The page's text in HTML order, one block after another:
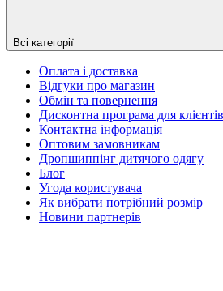
Всі категорії
Оплата і доставка
Відгуки про магазин
Обмін та повернення
Дисконтна програма для
Контактна інформація
Оптовим замовникам
Дропшиппінг дитячого одягу
Блог
Угода користувача
Як вибрати потрібний розмір
Новини партнерів